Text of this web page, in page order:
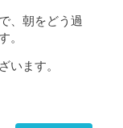
、朝をどう過
。
います。